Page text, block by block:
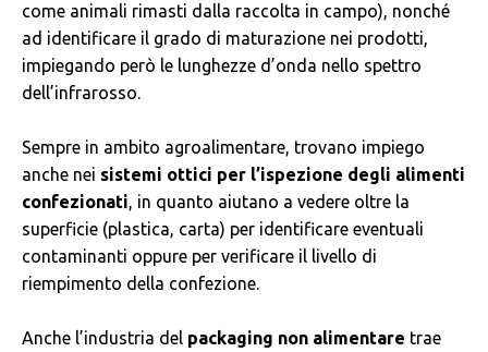
come animali rimasti dalla raccolta in campo), nonché
ad identificare il grado di maturazione nei prodotti,
impiegando però le lunghezze d’onda nello spettro
dell’infrarosso.
Sempre in ambito agroalimentare, trovano impiego
anche nei sistemi ottici per l’ispezione degli alimenti
confezionati, in quanto aiutano a vedere oltre la
superficie (plastica, carta) per identificare eventuali
contaminanti oppure per verificare il livello di
riempimento della confezione.
Anche l’industria del packaging non alimentare trae